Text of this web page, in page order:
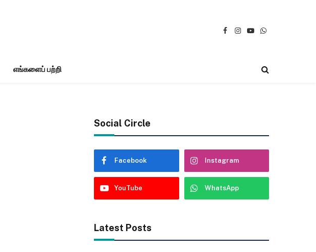
Facebook
Instagram
YouTubeWhatsApp
எங்களைப் பற்றி
Social Circle
Facebook Instagram
YouTube WhatsApp
Latest Posts